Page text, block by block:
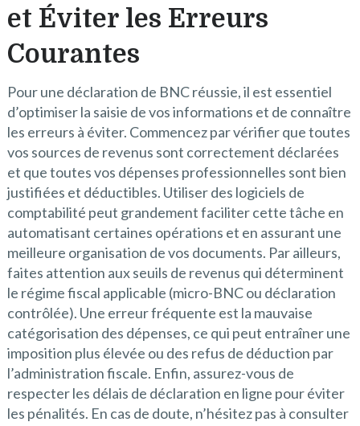
et Éviter les Erreurs
Courantes
Pour une déclaration de BNC réussie, il est essentiel
d’optimiser la saisie de vos informations et de connaître
les erreurs à éviter. Commencez par vérifier que toutes
vos sources de revenus sont correctement déclarées
et que toutes vos dépenses professionnelles sont bien
justifiées et déductibles. Utiliser des logiciels de
comptabilité peut grandement faciliter cette tâche en
automatisant certaines opérations et en assurant une
meilleure organisation de vos documents. Par ailleurs,
faites attention aux seuils de revenus qui déterminent
le régime fiscal applicable (micro-BNC ou déclaration
contrôlée). Une erreur fréquente est la mauvaise
catégorisation des dépenses, ce qui peut entraîner une
imposition plus élevée ou des refus de déduction par
l’administration fiscale. Enfin, assurez-vous de
respecter les délais de déclaration en ligne pour éviter
les pénalités. En cas de doute, n’hésitez pas à consulter